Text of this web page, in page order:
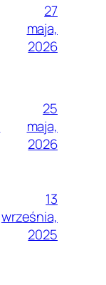
27
maja,
2026
25
maja,
2026
13
września,
2025